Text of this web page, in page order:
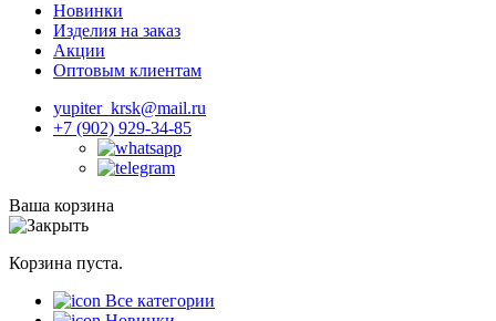
Новинки
Изделия на заказ
Акции
Оптовым клиентам
yupiter_krsk@mail.ru
+7 (902) 929-34-85
Ваша корзина
Корзина пуста.
Все категории